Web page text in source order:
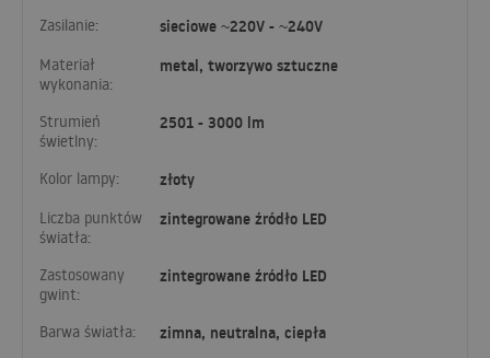
Zasilanie: sieciowe ~220V - ~240V
Materiał
wykonania:
metal, tworzywo sztuczne
Strumień
świetlny:
2501 - 3000 lm
Kolor lampy: złoty
Liczba punktów
światła:
zintegrowane źródło LED
Zastosowany
gwint:
zintegrowane źródło LED
Barwa światła: zimna, neutralna, ciepła